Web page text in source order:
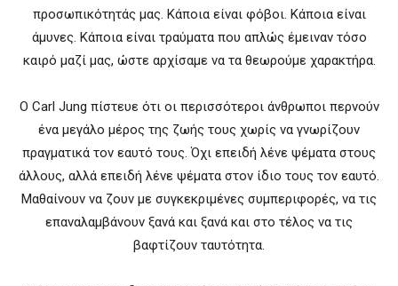
προσωπικότητάς μας. Κάποια είναι φόβοι. Κάποια είναι
άμυνες. Κάποια είναι τραύματα που απλώς έμειναν τόσο
καιρό μαζί μας, ώστε αρχίσαμε να τα θεωρούμε χαρακτήρα.
Ο Carl Jung πίστευε ότι οι περισσότεροι άνθρωποι περνούν
ένα μεγάλο μέρος της ζωής τους χωρίς να γνωρίζουν
πραγματικά τον εαυτό τους. Όχι επειδή λένε ψέματα στους
άλλους, αλλά επειδή λένε ψέματα στον ίδιο τους τον εαυτό.
Μαθαίνουν να ζουν με συγκεκριμένες συμπεριφορές, να τις
επαναλαμβάνουν ξανά και ξανά και στο τέλος να τις
βαφτίζουν ταυτότητα.